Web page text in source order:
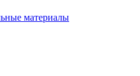
материалы